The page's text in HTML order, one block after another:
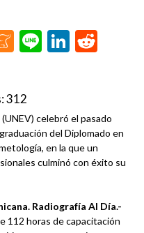
Meneame
Line
312
celebró el pasado
del Diplomado en
en la que un
culminó con éxito su
Radiografía Al Día.-
112 horas de capacitación